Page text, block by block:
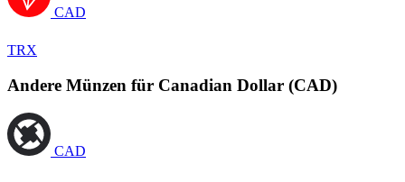
CAD
TRX
Andere Münzen für Canadian Dollar (CAD)
CAD